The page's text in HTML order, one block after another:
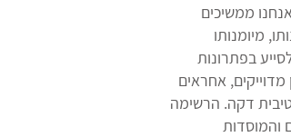
ממשיכים
מיומנותו
בפתרונות
מדוייקים, אחראים
דקה. הרשימה
והמוסדות